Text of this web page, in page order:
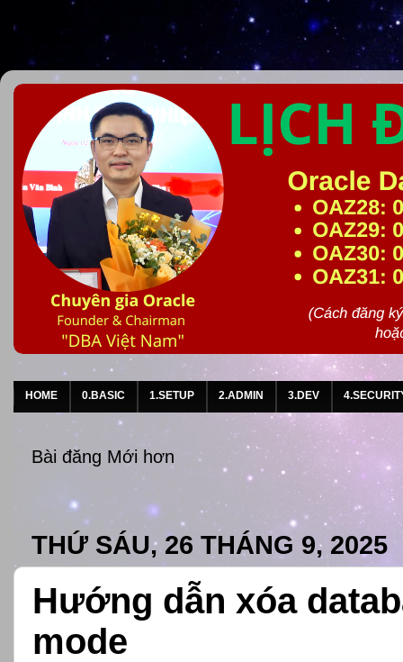
HOME 0.BASIC 1.SETUP 2.ADMIN 3.DEV
Bài đăng Mới hơn
THỨ SÁU, 26 THÁNG 9, 2025
Hướng dẫn xóa
mode